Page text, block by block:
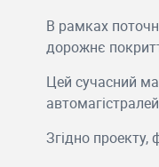
В рамках
дорожнє
Цей сучасний
Згідно